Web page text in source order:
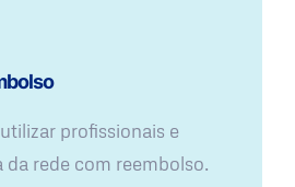
profissionais e
da rede com reembolso.